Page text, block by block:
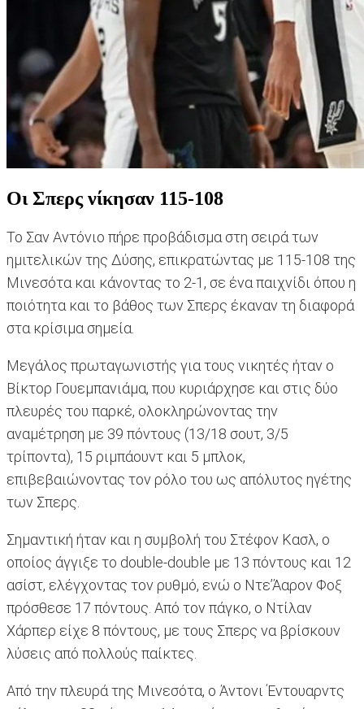
Οι Σπερς νίκησαν 115-108
Το Σαν Αντόνιο πήρε προβάδισμα στη σειρά των
ημιτελικών της Δύσης, επικρατώντας με 115-108 της
Μινεσότα και κάνοντας το 2-1, σε ένα παιχνίδι όπου η
ποιότητα και το βάθος των Σπερς έκαναν τη διαφορά
στα κρίσιμα σημεία.
Μεγάλος πρωταγωνιστής για τους νικητές ήταν ο
Βίκτορ Γουεμπανιάμα, που κυριάρχησε και στις δύο
πλευρές του παρκέ, ολοκληρώνοντας την
αναμέτρηση με 39 πόντους (13/18 σουτ, 3/5
τρίποντα), 15 ριμπάουντ και 5 μπλοκ,
επιβεβαιώνοντας τον ρόλο του ως απόλυτος ηγέτης
των Σπερς.
Σημαντική ήταν και η συμβολή του Στέφον Κασλ, ο
οποίος άγγιξε το double-double με 13 πόντους και 12
ασίστ, ελέγχοντας τον ρυθμό, ενώ ο Ντε’Άαρον Φοξ
πρόσθεσε 17 πόντους. Από τον πάγκο, ο Ντίλαν
Χάρπερ είχε 8 πόντους, με τους Σπερς να βρίσκουν
λύσεις από πολλούς παίκτες.
Από την πλευρά της Μινεσότα, ο Άντονι Έντουαρντς